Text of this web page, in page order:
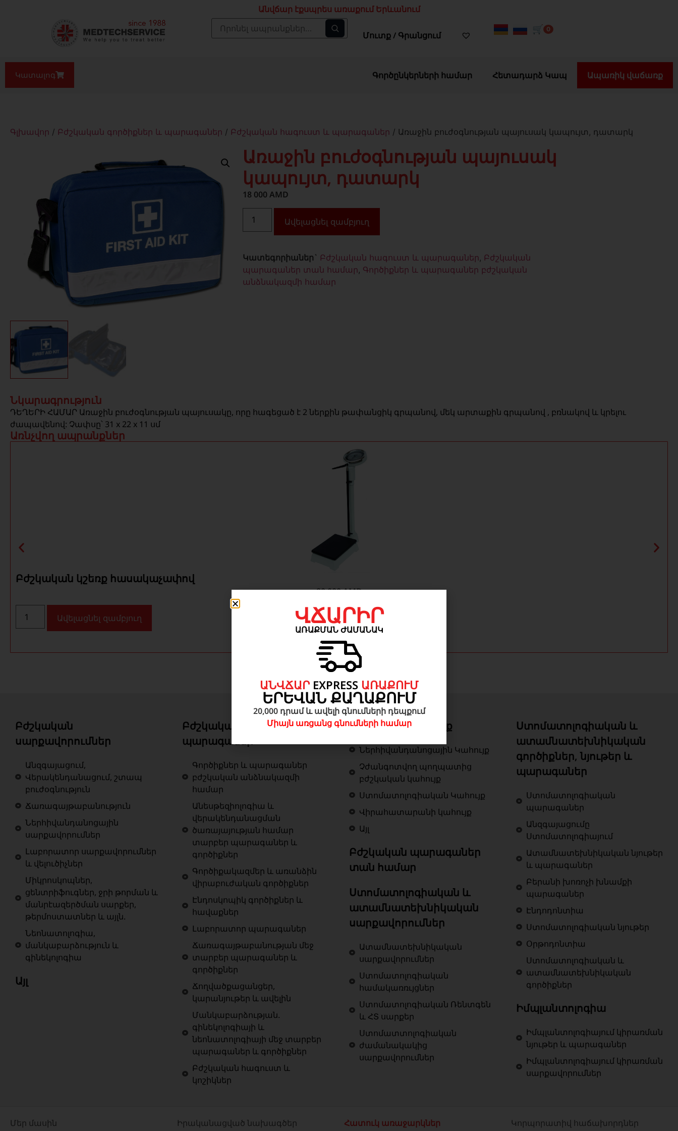
Անվճար էքսպրես առաքում Երևանում
Մուտք / Գրանցում
🛒 0
Կատալոգ Գործընկերների համար Հետադարձ Կապ Ապառիկ վաճառք
Գլխավոր / Բժշկական գործիքներ և պարագաներ / Բժշկական հագուստ և պարագաներ / Առաջին բուժօգնության պայուսակ կապույտ, դատարկ
Առաջին բուժօգնության պայուսակ
կապույտ, դատարկ
18 000AMD
Ավելացնել զամբյուղ
Կատեգորիաներ` Բժշկական հագուստ և պարագաներ, Բժշկական
պարագաներ տան համար, Գործիքներ և պարագաներ բժշկական
անձնակազմի համար
Նկարագրություն
ԴԵՂԵՐԻ ՀԱՄԱՐ Առաջին բուժօգնության պայուսակը, որը հագեցած է 2 ներքին թափանցիկ գրպանով, մեկ արտաքին գրպանով , բռնակով և կրելու
ժապավենով: Չափսը՝ 31 x 22 x 11 սմ
Առնչվող ապրանքներ
Բժշկական կշեռք հասակաչափով
80 000AMD
Ավելացնել զամբյուղ
Բժշկական
սարքավորումներ
Անզգայացում,
Վերակենդանացում, շտապ
բուժօգնություն
Ճառագայթաբանություն
Ներհիվանդանոցային
սարքավորումներ
Լաբորատոր սարքավորումներ
և վելուծիչներ
Միկրոսկոպներ,
ցենտրիֆուգներ, ջրի թորման և
մանրէազերծման սարքեր,
թերմոստատներ և այլն.
Նեոնատոլոգիա,
մանկաբարձություն և
գինեկոլոգիա
Այլ
Բժշկական գործիքներ և
պարագաներ
Գործիքներ և պարագաներ
բժշկական անձնակազմի
համար
Անեսթեզիոլոգիա և
վերակենդանացման
ծառայայության համար
տարբեր պարագաներ և
գործիքներ
Գործիքակազմեր և առանձին
վիրաբուժական գործիքներ
Էնդոսկոպիկ գործիքներ և
հավաքներ
Լաբորատոր պարագաներ
Ճառագայթաբանության մեջ
տարբեր պարագաներ և
գործիքներ
Ճողվածքացանցեր,
կարանյութեր և ավելին
Մանկաբարձության.
գինեկոլոգիայի և
նեոնատոլոգիայի մեջ տարբեր
պարագաներ և գործիքներ
Բժշկական հագուստ և
կոշիկներ
Բժշկական կահույք
Ներհիվանդանոցային Կահույք
Չժանգոտվող պողպատից
բժշկական կահույք
Ստոմատոլոգիական Կահույք
Վիրահատարանի կահույք
Այլ
Բժշկական պարագաներ
տան համար
Ստոմատոլոգիական և
ատամնատեխնիկական
սարքավորումներ
Ատամնատեխնիկական
սարքավորումներ
Ստոմատոլոգիական
համակառռւյցներ
Ստոմատոլոգիական Ռենտգեն
և ՀՏ սարքեր
Ստոմատտոլոգիական
ժամանակակից
սարքավորումներ
Ստոմատոլոգիական և
ատամնատեխնիկական
գործիքներ, նյութեր և
պարագաներ
Ստոմատոլոգիական
պարագաներ
Անզգայացումը
Ստոմատոլոգիայում
Ատամնատեխնիկական նյութեր
և պարագաներ
Բերանի խոռոչի խնամքի
պարագաներ
Էնդոդոնտիա
Ստոմատոլոգիական նյութեր
Օրթոդոնտիա
Ստոմատոլոգիական և
ատամնատեխնիկական
գործիքներ
Իմպլանտոլոգիա
Իմպլանտոլոգիայում կիրառման
նյութեր և պարագաներ
Իմպլանտոլոգիայում կիրառման
սարքավորումներ
Մեր մասին Իրականացված նախագծեր Հատուկ առաջարկներ Կորպորատիվ հաճախորդներ
ՎՃԱՐԻՐ
ԱՌԱՔՄԱՆ ԺԱՄԱՆԱԿ
ԱՆՎՃԱՐ EXPRESS ԱՌԱՔՈՒՄ
ԵՐԵՎԱՆ ՔԱՂԱՔՈՒՄ
20,000 դրամ և ավելի գնումների դեպքում
Միայն առցանց գնումների համար